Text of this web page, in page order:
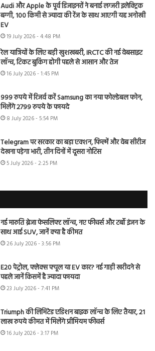
Audi और Apple के पूर्व डिजाइनरों ने बनाई लग्जरी इलेक्ट्रिक
बग्गी, 100 किमी से ज्यादा की रेंज के साथ आएगी यह अनोखी
EV
19 July 2026 - 4:48 PM
रेल यात्रियों के लिए बड़ी खुशखबरी, IRCTC की नई वेबसाइट
लॉन्च, टिकट बुकिंग होगी पहले से आसान और तेज
16 July 2026 - 1:45 PM
999 रुपये में रिजर्व करें Samsung का नया फोल्डेबल फोन,
मिलेंगे 2799 रुपये के फायदे
8 July 2026 - 5:54 PM
Telegram पर सरकार का बड़ा एक्शन, फिल्में और वेब सीरीज
देखना पड़ेगा भारी, तीन दिनों में दूसरा नोटिस
5 July 2026 - 2:25 PM
नई मारुति ब्रेजा फेसलिफ्ट लॉन्च, नए फीचर्स और टर्बो इंजन के
साथ आई SUV, जानें क्या है कीमत
26 July 2026 - 3:56 PM
E20 पेट्रोल, फ्लेक्स फ्यूल या EV कार? नई गाड़ी खरीदने से
पहले जानें किसमें है ज्यादा फायदा
23 July 2026 - 7:41 PM
Triumph की लिमिटेड एडिशन बाइक लॉन्च के लिए तैयार, 21
लाख रुपये कीमत में मिलेंगे प्रीमियम फीचर्स
16 July 2026 - 3:17 PM